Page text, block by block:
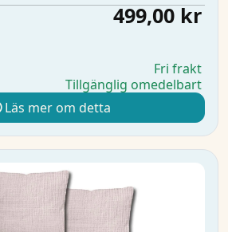
499,00 kr
Fri frakt
Tillgänglig omedelbart
Läs mer om detta